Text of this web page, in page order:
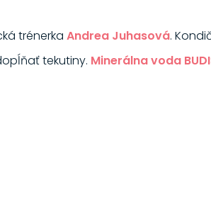
trénerka Andrea Juhasová.
tekutiny. Minerálna voda